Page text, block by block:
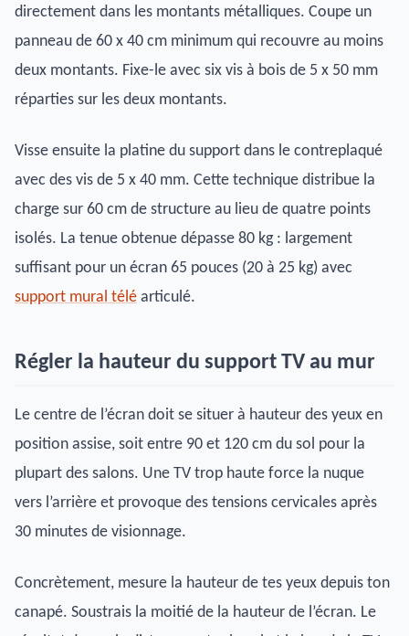
directement dans les montants métalliques. Coupe un
panneau de 60 x 40 cm minimum qui recouvre au moins
deux montants. Fixe-le avec six vis à bois de 5 x 50 mm
réparties sur les deux montants.
Visse ensuite la platine du support dans le contreplaqué
avec des vis de 5 x 40 mm. Cette technique distribue la
charge sur 60 cm de structure au lieu de quatre points
isolés. La tenue obtenue dépasse 80 kg : largement
suffisant pour un écran 65 pouces (20 à 25 kg) avec
support mural télé articulé.
Régler la hauteur du support TV au mur
Le centre de l’écran doit se situer à hauteur des yeux en
position assise, soit entre 90 et 120 cm du sol pour la
plupart des salons. Une TV trop haute force la nuque
vers l’arrière et provoque des tensions cervicales après
30 minutes de visionnage.
Concrètement, mesure la hauteur de tes yeux depuis ton
canapé. Soustrais la moitié de la hauteur de l’écran. Le